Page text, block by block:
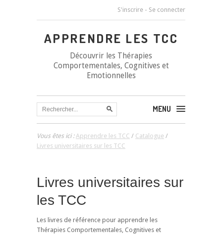
S'inscrire - Se connecter
APPRENDRE LES TCC
Découvrir les Thérapies
Comportementales, Cognitives et
Emotionnelles
MENU
Vous êtes ici :Apprendre les TCC / Catalogue /
Livres universitaires sur les TCC
Livres universitaires sur
les TCC
Les livres de référence pour apprendre les
Thérapies Comportementales, Cognitives et